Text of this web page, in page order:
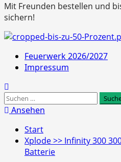
Mit Freunden bestellen und
sichern!
Primäres
Menü
Feuerwerk 2026/2027
Impressum
Suchen
nach:
Ansehen
Start
Xplode >> Infinity 300
Batterie